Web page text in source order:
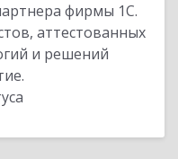
фирмы 1С.
аттестованных
и решений